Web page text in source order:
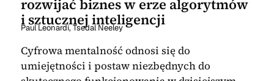
rozwijać biznes w erze algorytmów
i sztucznej inteligencji
Paul Leonardi,Tsedal Neeley
Cyfrowa mentalność odnosi się do
umiejętności i postaw niezbędnych do